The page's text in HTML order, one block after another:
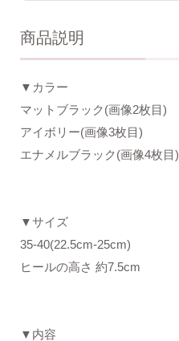
商品説明
▼カラー
マットブラック(画像2枚目)
アイボリー(画像3枚目)
エナメルブラック(画像4枚目)
▼サイズ
35-40(22.5cm-25cm)
ヒールの高さ 約7.5cm
▼内容